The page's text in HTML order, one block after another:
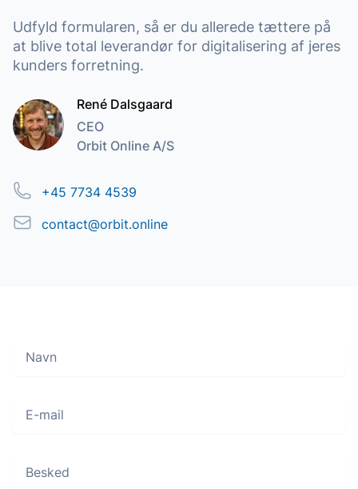
Udfyld formularen, så er du allerede tættere på
at blive total leverandør for digitalisering af jeres
kunders forretning.
René Dalsgaard
CEO
Orbit Online A/S
Telefon+45 7734 4539
Emailcontact@orbit.online